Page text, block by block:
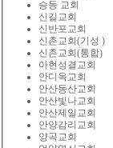
승동 교회
신길교회
신반포교회
신촌교회(기성 )
신촌교회(통합)
아현성결교회
안디옥교회
안산동산교회
안산빛나교회
안산제일교회
안양감리교회
양곡교회